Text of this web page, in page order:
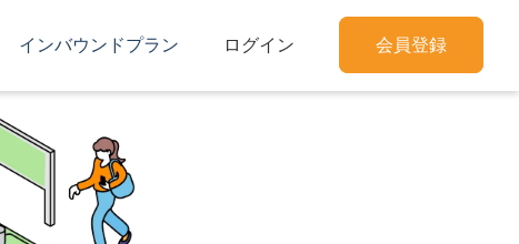
インバウンドプラン ログイン 会員登録